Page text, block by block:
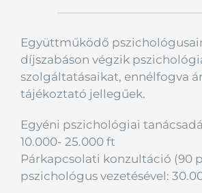
Együttműködő
díjszabáson végzik
szolgáltatásaikat, ennélfogva
tájékoztató jellegűek.
Egyéni pszichológiai
10.000- 25.000 ft
Párkapcsolati konzultáció (90
pszichológus vezetésével: